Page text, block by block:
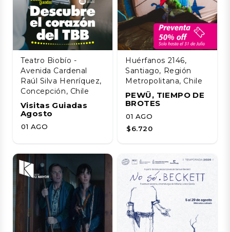
Teatro Biobío -
Avenida Cardenal
Raúl Silva Henríquez,
Concepción, Chile
Visitas Guiadas
Agosto
01 AGO
Huérfanos 2146,
Santiago, Región
Metropolitana, Chile
PEWÜ, TIEMPO DE
BROTES
01 AGO
$6.720